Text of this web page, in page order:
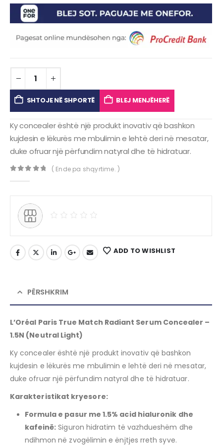
SHTOJE NË SHPORTË BLEJ MENJËHERË
Ky concealer është një produkt inovativ që bashkon
kujdesin e lëkurës me mbulimin e lehtë deri në mesatar,
duke ofruar një përfundim natyral dhe të hidratuar.
( Ende pa shqyrtime. )
ADD TO WISHLIST
PËRSHKRIM
L’Oréal Paris True Match Radiant Serum Concealer –
1.5N (Neutral Light)
Ky concealer është një produkt inovativ që bashkon
kujdesin e lëkurës me mbulimin e lehtë deri në mesatar,
duke ofruar një përfundim natyral dhe të hidratuar.
Karakteristikat kryesore:
Formula e pasur me 1.5% acid hialuronik dhe
kafeinë: Siguron hidratim të vazhdueshëm dhe
ndihmon në zvogëlimin e ënjtjes rreth syve.